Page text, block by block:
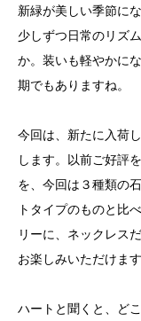
新緑が美しい季節に
少しずつ日常のリズ
か。装いも軽やかに
期でもありますね。
今回は、新たに入荷
します。以前ご好評
を、今回は３種類の
トタイプのものと比
リーに、ネックレス
お楽しみいただけます
ハートと聞くと、ど